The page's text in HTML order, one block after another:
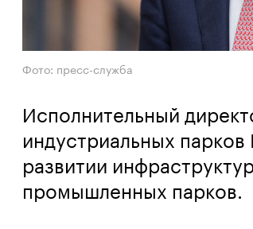
Фото: пресс-служба
Исполнительный
индустриальных
развитии
промышленных парков.